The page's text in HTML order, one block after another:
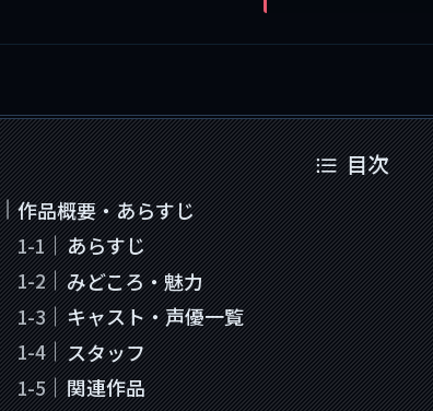
目次
作品概要・あらすじ
あらすじ
みどころ・魅力
キャスト・声優一覧
スタッフ
関連作品